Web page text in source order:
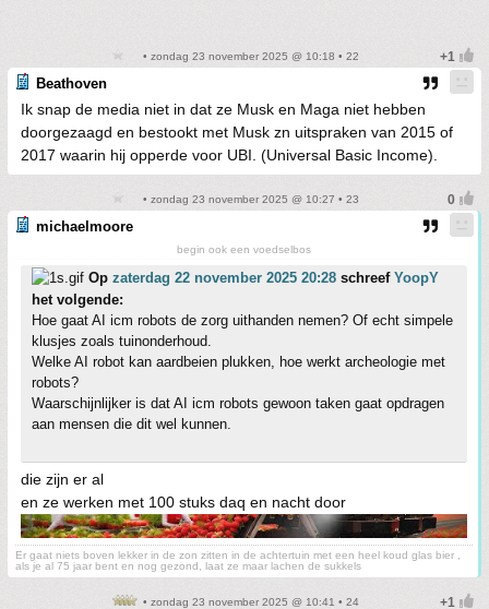
• zondag 23 november 2025 @ 10:18 • 22
Beathoven
Ik snap de media niet in dat ze Musk en Maga niet hebben
doorgezaagd en bestookt met Musk zn uitspraken van 2015 of
2017 waarin hij opperde voor UBI. (Universal Basic Income).
• zondag 23 november 2025 @ 10:27 • 23
michaelmoore
begin ook een voedselbos
Op zaterdag 22 november 2025 20:28 schreef YoopY
het volgende:
Hoe gaat AI icm robots de zorg uithanden nemen? Of echt simpele
klusjes zoals tuinonderhoud.
Welke AI robot kan aardbeien plukken, hoe werkt archeologie met
robots?
Waarschijnlijker is dat AI icm robots gewoon taken gaat opdragen
aan mensen die dit wel kunnen.
die zijn er al
en ze werken met 100 stuks daq en nacht door
Er gaat niets boven lekker in de zon zitten in de achtertuin met een heel koud glas bier ,
als je al 75 jaar bent en nog gezond, laat ze maar lachen de sukkels
• zondag 23 november 2025 @ 10:41 • 24